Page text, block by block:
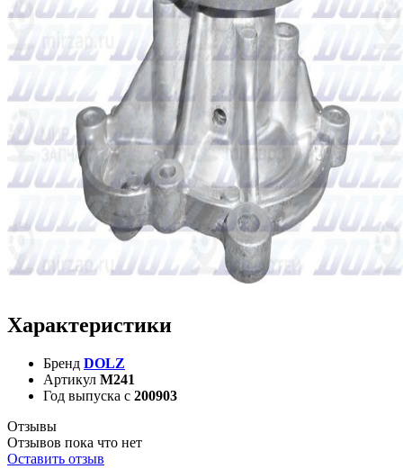
Характеристики
Бренд DOLZ
Артикул M241
Год выпуска с 200903
Отзывы
Отзывов пока что нет
Оставить отзыв